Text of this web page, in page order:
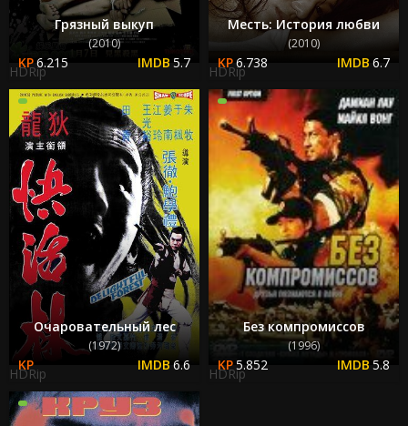
Грязный выкуп
(2010)
6.215 5.7
HDRip
Месть: История любви
(2010)
6.738 6.7
HDRip
Очаровательный лес
(1972)
6.6
HDRip
Без компромиссов
(1996)
5.852 5.8
HDRip